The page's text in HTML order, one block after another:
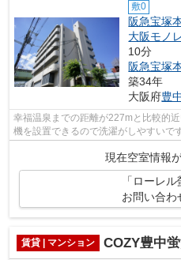
敷0
阪急宝塚
大阪モノ
10分
阪急宝塚
築34年
大阪府豊
幸福温泉までの距離が227mと比較的
機を設置できるので洗濯がしやすいで
現在空室情報
「ローレ
お問い合わ
賃貸 | マンション COZY豊中